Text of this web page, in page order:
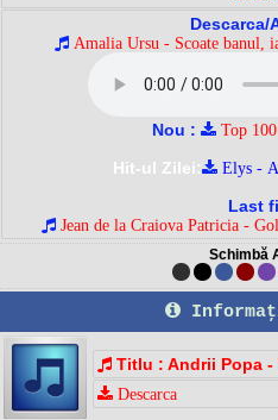
Descarca/
Amalia Ursu - Scoate banul,
Nou : Top
Hit-ul Zilei:
Elys -
Last
Jean de la Craiova Patricia -
Schimbă
Titlu : Andrii Popa
Descarca